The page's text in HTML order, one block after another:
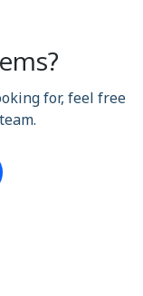
for, feel free